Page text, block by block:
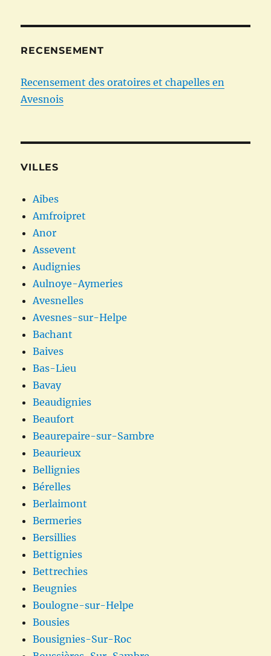
RECENSEMENT
Recensement des oratoires et chapelles en
Avesnois
VILLES
Aibes
Amfroipret
Anor
Assevent
Audignies
Aulnoye-Aymeries
Avesnelles
Avesnes-sur-Helpe
Bachant
Baives
Bas-Lieu
Bavay
Beaudignies
Beaufort
Beaurepaire-sur-Sambre
Beaurieux
Bellignies
Bérelles
Berlaimont
Bermeries
Bersillies
Bettignies
Bettrechies
Beugnies
Boulogne-sur-Helpe
Bousies
Bousignies-Sur-Roc